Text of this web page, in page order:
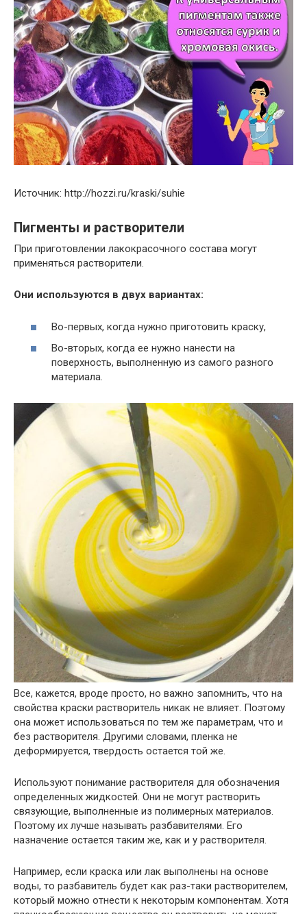
Источник: http://hozzi.ru/kraski/suhie
Пигменты и растворители
При приготовлении лакокрасочного состава могут
применяться растворители.
Они используются в двух вариантах:
Во-первых, когда нужно приготовить краску,
Во-вторых, когда ее нужно нанести на
поверхность, выполненную из самого разного
материала.
Все, кажется, вроде просто, но важно запомнить, что на
свойства краски растворитель никак не влияет. Поэтому
она может использоваться по тем же параметрам, что и
без растворителя. Другими словами, пленка не
деформируется, твердость остается той же.
Используют понимание растворителя для обозначения
определенных жидкостей. Они не могут растворить
связующие, выполненные из полимерных материалов.
Поэтому их лучше называть разбавителями. Его
назначение остается таким же, как и у растворителя.
Например, если краска или лак выполнены на основе
воды, то разбавитель будет как раз-таки растворителем,
который можно отнести к некоторым компонентам. Хотя